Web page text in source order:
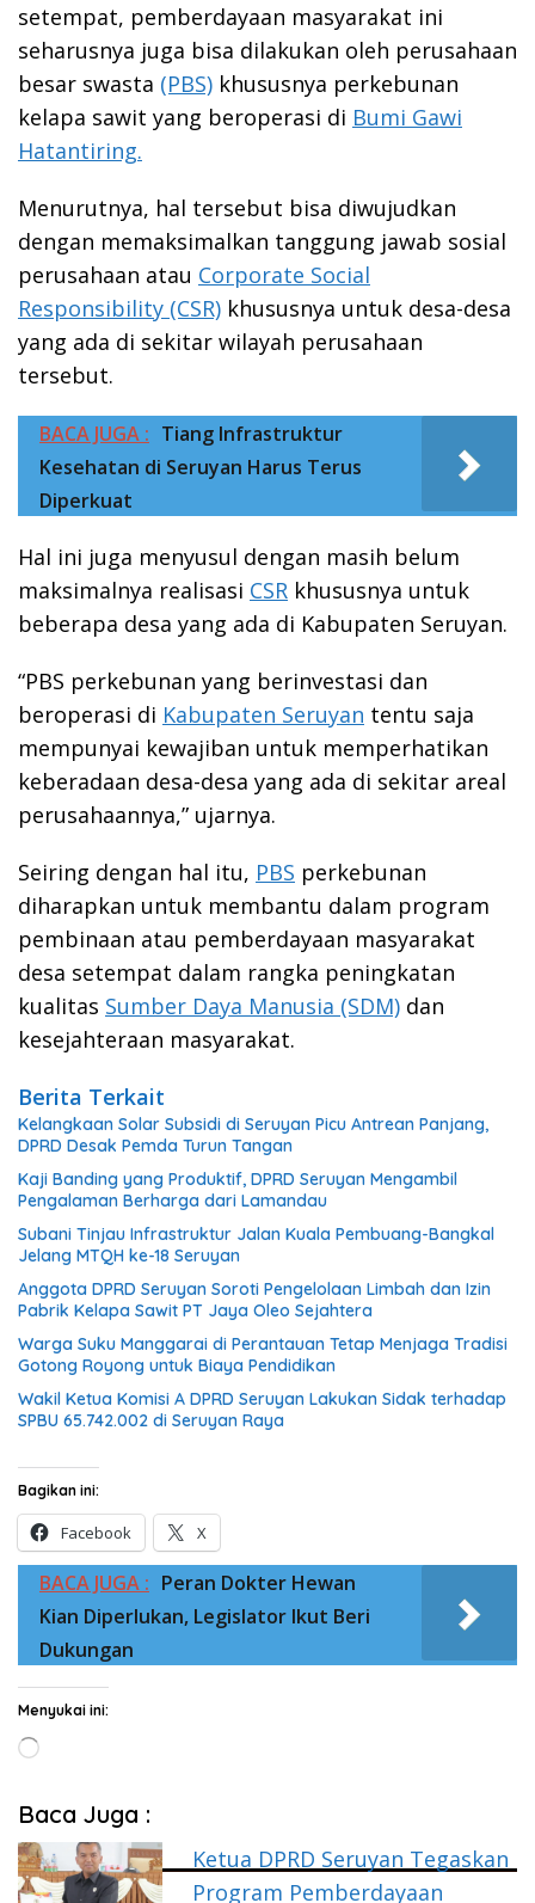
setempat, pemberdayaan masyarakat ini
seharusnya juga bisa dilakukan oleh perusahaan
besar swasta (PBS) khususnya perkebunan
kelapa sawit yang beroperasi di Bumi Gawi
Hatantiring.
Menurutnya, hal tersebut bisa diwujudkan
dengan memaksimalkan tanggung jawab sosial
perusahaan atau Corporate Social
Responsibility (CSR) khususnya untuk desa-desa
yang ada di sekitar wilayah perusahaan
tersebut.
BACA JUGA : Tiang Infrastruktur
Kesehatan di Seruyan Harus Terus
Diperkuat
Hal ini juga menyusul dengan masih belum
maksimalnya realisasi CSR khususnya untuk
beberapa desa yang ada di Kabupaten Seruyan.
“PBS perkebunan yang berinvestasi dan
beroperasi di Kabupaten Seruyan tentu saja
mempunyai kewajiban untuk memperhatikan
keberadaan desa-desa yang ada di sekitar areal
perusahaannya,” ujarnya.
Seiring dengan hal itu, PBS perkebunan
diharapkan untuk membantu dalam program
pembinaan atau pemberdayaan masyarakat
desa setempat dalam rangka peningkatan
kualitas Sumber Daya Manusia (SDM) dan
kesejahteraan masyarakat.
Berita Terkait
Kelangkaan Solar Subsidi di Seruyan Picu Antrean Panjang,
DPRD Desak Pemda Turun Tangan
Kaji Banding yang Produktif, DPRD Seruyan Mengambil
Pengalaman Berharga dari Lamandau
Subani Tinjau Infrastruktur Jalan Kuala Pembuang-Bangkal
Jelang MTQH ke-18 Seruyan
Anggota DPRD Seruyan Soroti Pengelolaan Limbah dan Izin
Pabrik Kelapa Sawit PT Jaya Oleo Sejahtera
Warga Suku Manggarai di Perantauan Tetap Menjaga Tradisi
Gotong Royong untuk Biaya Pendidikan
Wakil Ketua Komisi A DPRD Seruyan Lakukan Sidak terhadap
SPBU 65.742.002 di Seruyan Raya
Bagikan ini:
Facebook X
BACA JUGA : Peran Dokter Hewan
Kian Diperlukan, Legislator Ikut Beri
Dukungan
Menyukai ini:
Memuat...
Baca Juga :
Ketua DPRD Seruyan Tegaskan
Program Pemberdayaan